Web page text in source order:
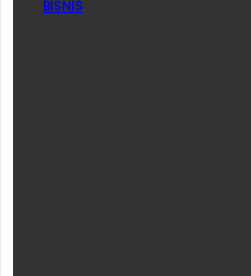
BISNIS